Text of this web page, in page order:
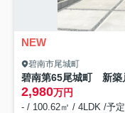
NEW
碧南市尾城町
碧南第65尾城町 新築
2,980万円
- / 100.62㎡ / 4LDK /予定